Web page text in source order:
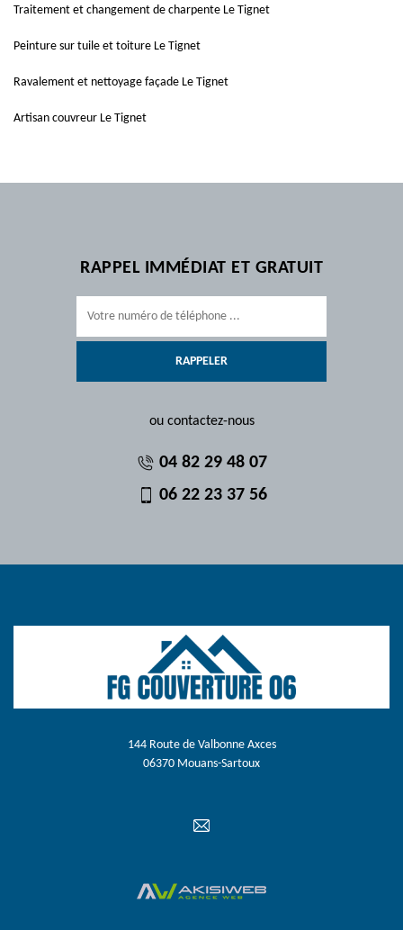
Traitement et changement de charpente Le Tignet
Peinture sur tuile et toiture Le Tignet
Ravalement et nettoyage façade Le Tignet
Artisan couvreur Le Tignet
RAPPEL IMMÉDIAT ET GRATUIT
ou contactez-nous
04 82 29 48 07
06 22 23 37 56
144 Route de Valbonne Axces
06370 Mouans-Sartoux